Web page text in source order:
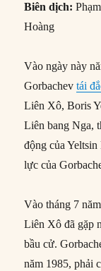
Biên dịch:
Hoàng
Vào ngày này
Gorbachevtái
Liên Xô, Boris
Liên bang Nga,
động của
lực của
Vào tháng 7
Liên Xô đã gặp
bầu cử.
năm 1985, phải